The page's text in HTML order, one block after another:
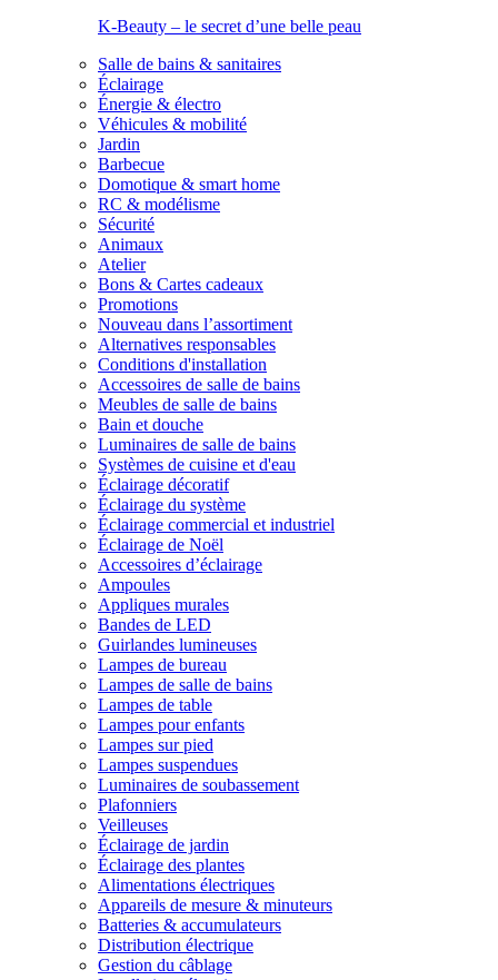
K-Beauty – le secret d’une belle peau
Salle de bains & sanitaires
Éclairage
Énergie & électro
Véhicules & mobilité
Jardin
Barbecue
Domotique & smart home
RC & modélisme
Sécurité
Animaux
Atelier
Bons & Cartes cadeaux
Promotions
Nouveau dans l’assortiment
Alternatives responsables
Conditions d'installation
Accessoires de salle de bains
Meubles de salle de bains
Bain et douche
Luminaires de salle de bains
Systèmes de cuisine et d'eau
Éclairage décoratif
Éclairage du système
Éclairage commercial et industriel
Éclairage de Noël
Accessoires d’éclairage
Ampoules
Appliques murales
Bandes de LED
Guirlandes lumineuses
Lampes de bureau
Lampes de salle de bains
Lampes de table
Lampes pour enfants
Lampes sur pied
Lampes suspendues
Luminaires de soubassement
Plafonniers
Veilleuses
Éclairage de jardin
Éclairage des plantes
Alimentations électriques
Appareils de mesure & minuteurs
Batteries & accumulateurs
Distribution électrique
Gestion du câblage